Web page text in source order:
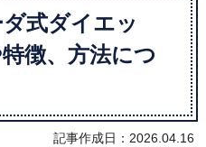
式ダイエッ
徴、方法につ
記事作成日：2026.04.16